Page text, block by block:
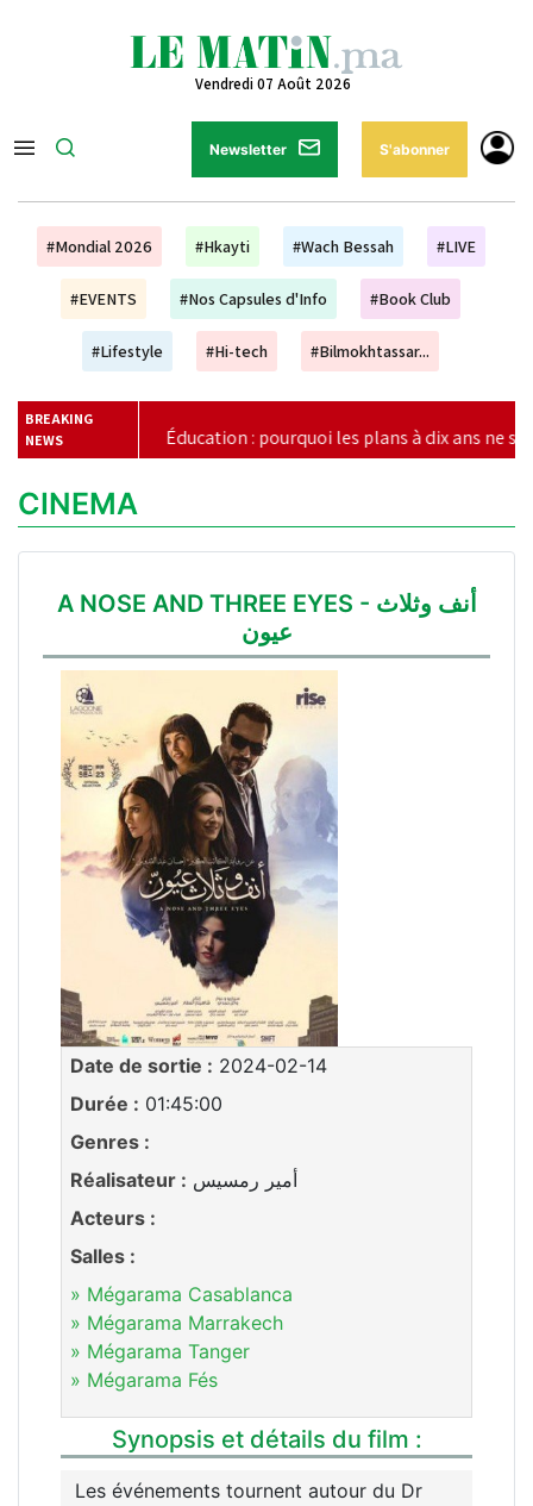
Vendredi 07 Août 2026
Newsletter S'abonner
#Mondial 2026 #Hkayti #Wach Bessah #LIVE
#EVENTS #Nos Capsules d'Info #Book Club
#Lifestyle #Hi-tech #Bilmokhtassar...
BREAKING
NEWSÉducation : pourquoi les plans à dix ans ne suffisent plus
CINEMA
A NOSE AND THREE EYES - أنف وثلاث
عيون
Date de sortie : 2024-02-14
Durée : 01:45:00
Genres :
Réalisateur : أمير رمسيس
Acteurs :
Salles :
» Mégarama Casablanca
» Mégarama Marrakech
» Mégarama Tanger
» Mégarama Fés
Synopsis et détails du film :
Les événements tournent autour du Dr